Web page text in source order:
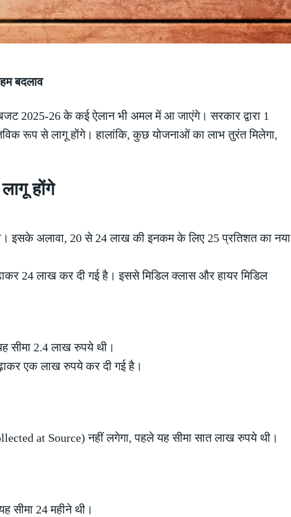
बदलाव
2025-26 के कई ऐलान भी अमल में आ जाएंगे। सरकार द्वारा 1
रूप से लागू होंगे। हालांकि, कुछ योजनाओं का लाभ तुरंत मिलेगा,
होंगे
इसके अलावा, 20 से 24 लाख की इनकम के लिए 25 प्रतिशत का नया
24 लाख कर दी गई है। इससे मिडिल क्लास और हायर मिडिल
सीमा 2.4 लाख रुपये थी।
एक लाख रुपये कर दी गई है।
at Source) नहीं लगेगा, पहले यह सीमा सात लाख रुपये थी।
सीमा 24 महीने थी।